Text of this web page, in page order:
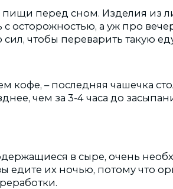
пищи перед сном. Изделия из
с осторожностью, а уж про
сил, чтобы переварить такую
кофе, – последняя чашечка
чем за 3-4 часа до
в сыре, очень
едите их ночью, потому что